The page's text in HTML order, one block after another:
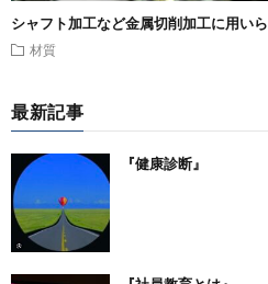
シャフト加工など金属切削加工に用い
材質
最新記事
『健康診断』